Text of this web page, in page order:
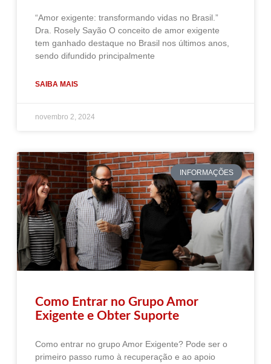
“Amor exigente: transformando vidas no Brasil.”
Dra. Rosely Sayão O conceito de amor exigente
tem ganhado destaque no Brasil nos últimos anos,
sendo difundido principalmente
SAIBA MAIS
novembro 2, 2024
INFORMAÇÕES
Como Entrar no Grupo Amor
Exigente e Obter Suporte
Como entrar no grupo Amor Exigente? Pode ser o
primeiro passo rumo à recuperação e ao apoio